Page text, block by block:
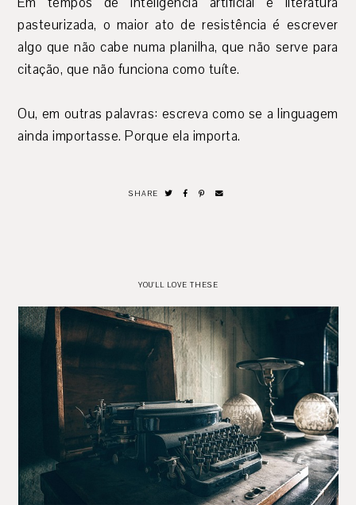
pasteurizada, o maior ato de resistência é escrever
algo que não cabe numa planilha, que não serve para
citação, que não funciona como tuíte.
Ou, em outras palavras: escreva como se a linguagem
ainda importasse. Porque ela importa.
SHARE
YOU'LL LOVE THESE